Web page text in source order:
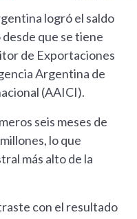
logró el saldo
que se tiene
de Exportaciones
Argentina de
(AAICI).
seis meses de
lo que
más alto de la
con el resultado